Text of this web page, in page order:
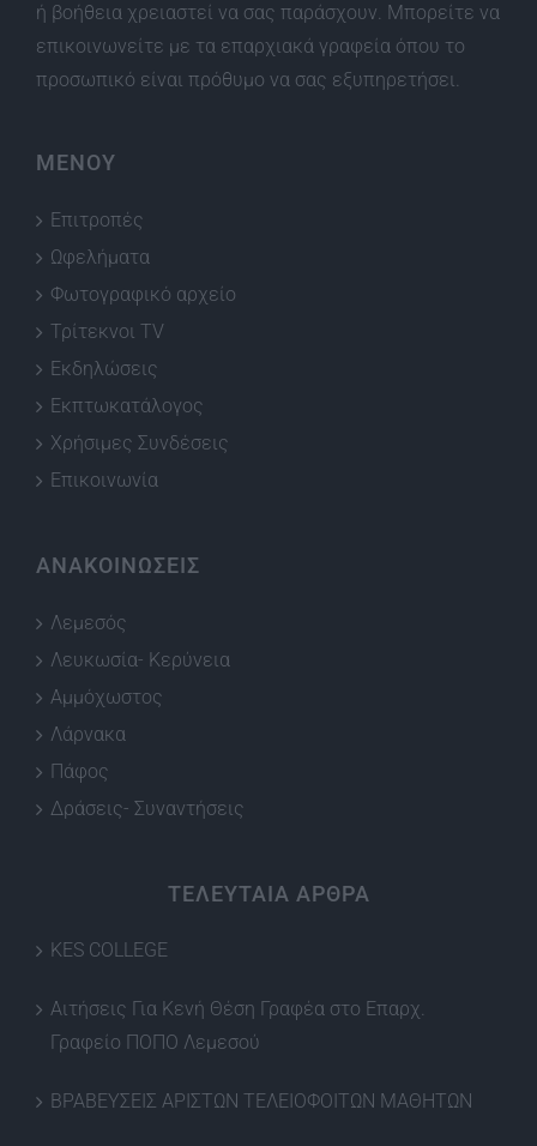
ή βοήθεια χρειαστεί να σας παράσχουν. Μπορείτε να
επικοινωνείτε με τα επαρχιακά γραφεία όπου το
προσωπικό είναι πρόθυμο να σας εξυπηρετήσει.
ΜΕΝΟΥ
Επιτροπές
Ωφελήματα
Φωτογραφικό αρχείο
Τρίτεκνοι TV
Εκδηλώσεις
Εκπτωκατάλογος
Χρήσιμες Συνδέσεις
Επικοινωνία
ΑΝΑΚΟΙΝΩΣΕΙΣ
Λεμεσός
Λευκωσία- Κερύνεια
Αμμόχωστος
Λάρνακα
Πάφος
Δράσεις- Συναντήσεις
ΤΕΛΕΥΤΑΙΑ ΑΡΘΡΑ
KES COLLEGE
Αιτήσεις Για Κενή Θέση Γραφέα στο Επαρχ.
Γραφείο ΠΟΠΟ Λεμεσού
ΒΡΑΒΕΥΣΕΙΣ ΑΡΙΣΤΩΝ ΤΕΛΕΙΟΦΟΙΤΩΝ ΜΑΘΗΤΩΝ